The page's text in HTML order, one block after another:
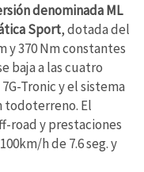
denominada ML
Sport, dotada del
y 370 Nm constantes
baja a las cuatro
Tronic y el sistema
todoterreno. El
road y prestaciones
h de 7.6 seg. y